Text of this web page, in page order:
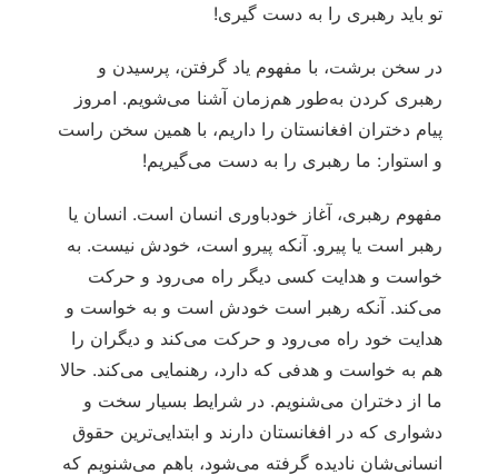
تو باید رهبری را به دست گیری!
در سخن برشت، با مفهوم یاد گرفتن، پرسیدن و
رهبری کردن به‌طور هم‌زمان آشنا می‌شویم. امروز
پیام دختران افغانستان را داریم، با همین سخن راست
و استوار: ما رهبری را به دست می‌گیریم!
مفهوم رهبری، آغاز خودباوری انسان است. انسان یا
رهبر است یا پیرو. آنکه پیرو است، خودش نیست. به
خواست و هدایت کسی دیگر راه می‌رود و حرکت
می‌کند. آنکه رهبر است خودش است و به خواست و
هدایت خود راه می‌رود و حرکت می‌کند و دیگران را
هم به خواست و هدفی که دارد، رهنمایی می‌کند. حالا
ما از دختران می‌شنویم. در شرایط بسیار سخت و
دشواری که در افغانستان دارند و ابتدایی‌ترین حقوق
انسانی‌شان نادیده گرفته می‌شود، باهم می‌شنویم که